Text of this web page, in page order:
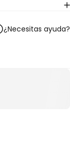
¿Necesitas ayuda?